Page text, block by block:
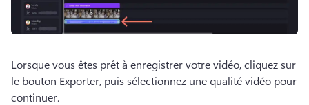
Lorsque vous êtes prêt à enregistrer votre vidéo, cliquez sur
le bouton Exporter, puis sélectionnez une qualité vidéo pour
continuer.